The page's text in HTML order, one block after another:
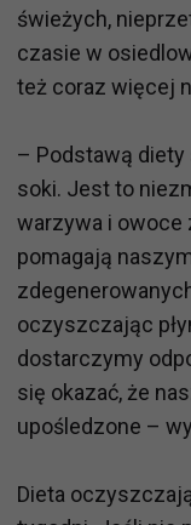
świeżych,
czasie w
też coraz więcej
– Podstawą
soki. Jest to
warzywa i owoce
pomagają
oczyszczając
dostarczymy
się okazać, że
upośledzone –
Dieta